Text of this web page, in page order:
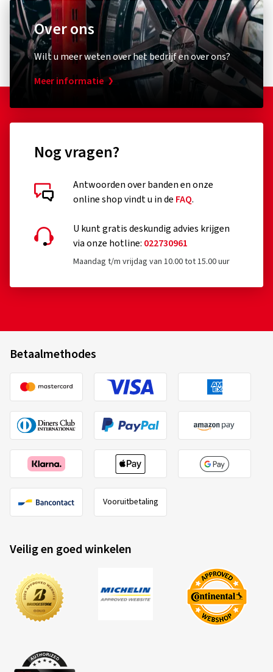
Diebstahlschutz & Sicherheit
XLC
Zahlenspiralkabelschloss
26,79 €
In winkelwagen
Overige
Over ons
Wilt u meer weten over het bedrijf en over ons?
Meer informatie
Nog vragen?
Antwoorden over banden en onze
online shop vindt u in de FAQ.
U kunt gratis deskundig advies krijgen
via onze hotline: 022730961
Maandag t/m vrijdag van 10.00 tot 15.00 uur
Betaalmethodes
Vooruitbetaling
Veilig en goed winkelen